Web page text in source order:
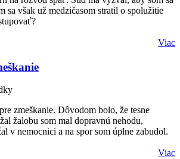
sa však už medzičasom stratil o spolužitie
Viac
zmeškanie. Dôvodom bolo, že tesne
žalobu som mal dopravnú nehodu,
v nemocnici a na spor som úplne zabudol.
Viac